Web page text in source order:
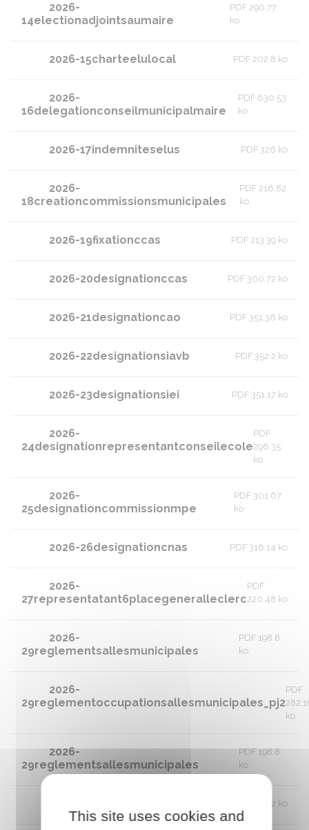
2026-
14electionadjointsaumaire
PDF 290.77
ko
2026-15charteelulocal PDF 202.8 ko
2026-
16delegationconseilmunicipalmaire
PDF 630.53
ko
2026-17indemniteselus PDF 326 ko
2026-
18creationcommissionsmunicipales
PDF 216.82
ko
2026-19fixationccas PDF 213.39 ko
2026-20designationccas PDF 300.72 ko
2026-21designationcao PDF 351.36 ko
2026-22designationsiavb PDF 352.2 ko
2026-23designationsiei PDF 351.17 ko
2026-
24designationrepresentantconseilecole
PDF
296.35
ko
2026-
25designationcommissionmpe
PDF 301.67
ko
2026-26designationcnas PDF 316.14 ko
2026-
27representatant6placegeneralleclerc
PDF
220.48 ko
2026-
29reglementsallesmunicipales
PDF 198.8
ko
2026-
29reglementoccupationsallesmunicipales_pj2
PDF
ko
2026-
29reglementsallesmunicipales
PDF 198.8
ko
PDF 289.92 ko
This site uses cookies and